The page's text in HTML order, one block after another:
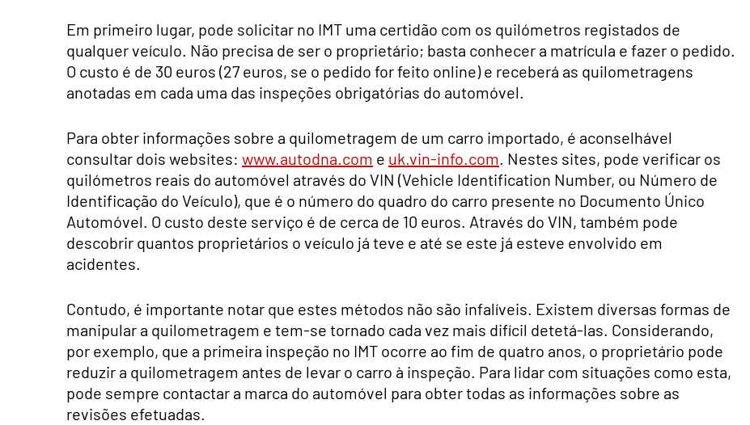
Em primeiro lugar, pode solicitar no IMT uma certidão com os quilómetros registados de
qualquer veículo. Não precisa de ser o proprietário; basta conhecer a matrícula e fazer o pedido.
O custo é de 30 euros (27 euros, se o pedido for feito online) e receberá as quilometragens
anotadas em cada uma das inspeções obrigatórias do automóvel.
Para obter informações sobre a quilometragem de um carro importado, é aconselhável
consultar dois websites: www.autodna.com e uk.vin-info.com. Nestes sites, pode verificar os
quilómetros reais do automóvel através do VIN (Vehicle Identification Number, ou Número de
Identificação do Veículo), que é o número do quadro do carro presente no Documento Único
Automóvel. O custo deste serviço é de cerca de 10 euros. Através do VIN, também pode
descobrir quantos proprietários o veículo já teve e até se este já esteve envolvido em
acidentes.
Contudo, é importante notar que estes métodos não são infalíveis. Existem diversas formas de
manipular a quilometragem e tem-se tornado cada vez mais difícil detetá-las. Considerando,
por exemplo, que a primeira inspeção no IMT ocorre ao fim de quatro anos, o proprietário pode
reduzir a quilometragem antes de levar o carro à inspeção. Para lidar com situações como esta,
pode sempre contactar a marca do automóvel para obter todas as informações sobre as
revisões efetuadas.